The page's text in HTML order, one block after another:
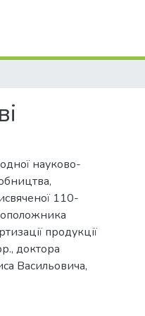
науково-
110-
продукції
доктора
Васильовича,